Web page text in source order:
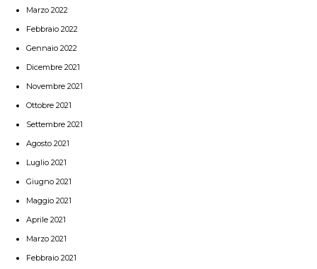
Marzo 2022
Febbraio 2022
Gennaio 2022
Dicembre 2021
Novembre 2021
Ottobre 2021
Settembre 2021
Agosto 2021
Luglio 2021
Giugno 2021
Maggio 2021
Aprile 2021
Marzo 2021
Febbraio 2021